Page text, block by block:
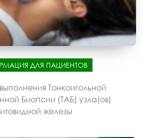
ДЛЯ ПАЦИЕНТОВ
Тонкоигольной
Биопсии (ТАБ) узла(ов)
железы